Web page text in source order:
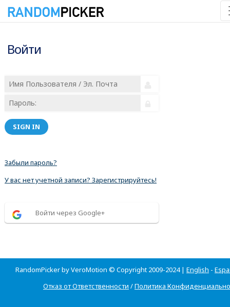
Войти
SIGN IN
Забыли пароль?
У вас нет учетной записи? Зарегистрируйтесь!
Войти через Google+
RandomPicker by VeroMotion © Copyright 2009-2024 | English -
Отказ от Ответственности /Политика